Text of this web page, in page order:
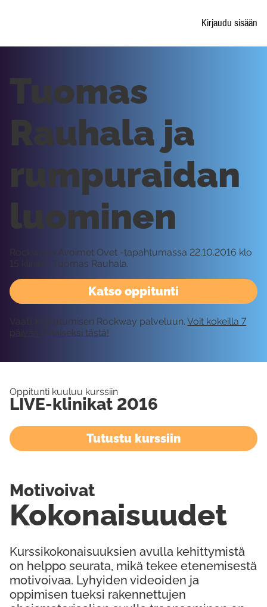
Kirjaudu sisään
Katso oppitunti
Tuomas
Rauhala ja
rumpuraidan
luominen
Rockwayn Avoimet Ovet -tapahtumassa 22.10.2016 klo
15 klinikoi Tuomas Rauhala.
Vaatii kirjautumisen Rockway palveluun. Voit kokeilla 7
päivää ilmaiseksi tästä!
Oppitunti kuuluu kurssiin
LIVE-klinikat 2016
Tutustu kurssiin
Kurssikokonaisuuksien avulla kehittymistä
on helppo seurata, mikä tekee etenemisestä
motivoivaa. Lyhyiden videoiden ja
oppimisen tueksi rakennettujen
Kokonaisuudet
Motivoivat